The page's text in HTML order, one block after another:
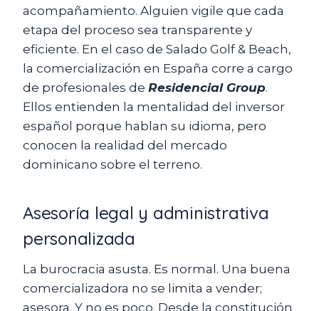
acompañamiento. Alguien vigile que cada
etapa del proceso sea transparente y
eficiente. En el caso de Salado Golf & Beach,
la comercialización en España corre a cargo
de profesionales de Residencial Group.
Ellos entienden la mentalidad del inversor
español porque hablan su idioma, pero
conocen la realidad del mercado
dominicano sobre el terreno.
Asesoría legal y administrativa
personalizada
La burocracia asusta. Es normal. Una buena
comercializadora no se limita a vender;
asesora. Y no es poco. Desde la constitución